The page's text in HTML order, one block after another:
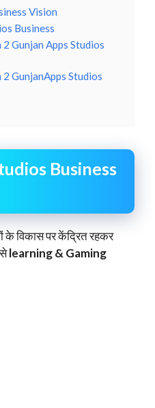
Vision
Business
Gunjan Apps Studios
GunjanApps Studios
Business
के विकास पर केंद्रित रहकर
learning & Gaming